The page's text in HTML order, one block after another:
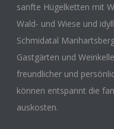
sanfte Hügelketten mit
Wald- und Wiese und
Schmidatal
Gastgärten und
freundlicher und
können entspannt die
auskosten.